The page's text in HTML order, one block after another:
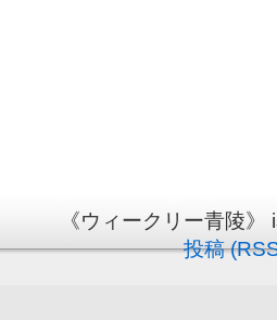
《ウィークリー青陵
投稿